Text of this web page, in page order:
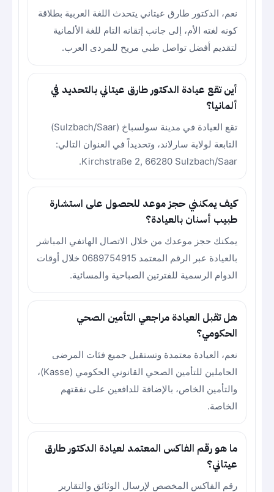
نعم، الدكتور طارق عيتاني يتحدث اللغة العربية بطلاقة
كونه لغته الأم، إلى جانب إتقانه التام للغة الألمانية
لتقديم أفضل تواصل طبي مريح للمردى العرب.
أين تقع عيادة الدكتور طارق عيتاني بالتحديد في
ألمانيا؟
تقع العيادة في مدينة سولسباخ (Sulzbach/Saar)
التابعة لولاية سارلاند، وتحديداً في العنوان التالي:
Kirchstraße 2, 66280 Sulzbach/Saar.
كيف يمكنني حجز موعد للحصول على استشارة
طبيب أسنان بالعيادة؟
يمكنك حجز موعدك من خلال الاتصال الهاتفي المباشر
بالعيادة عبر الرقم المعتمد 0689754915 خلال أوقات
الدوام الرسمية للفترتين الصباحية والمسائية.
هل تقبل العيادة مراجعي التأمين الصحي
الحكومي؟
نعم، العيادة معتمدة وتستقبل جميع فئات المرضى
الحاملين للتأمين الصحي القانوني الحكومي (Kasse)،
والتأمين الخاص، بالإضافة للدافعين على نفقتهم
الخاصة.
ما هو رقم الفاكس المعتمد لعيادة الدكتور طارق
عيتاني؟
رقم الفاكس المخصص لإرسال الوثائق والتقارير